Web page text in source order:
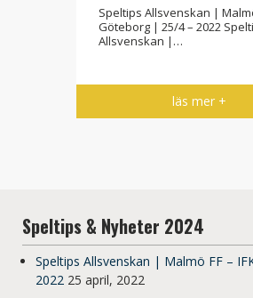
Speltips Allsvenskan |
Göteborg | 25/4 – 2022
Allsvenskan |…
läs mer +
Speltips & Nyheter 2024
Speltips Allsvenskan | Malmö FF –
2022 25 april, 2022